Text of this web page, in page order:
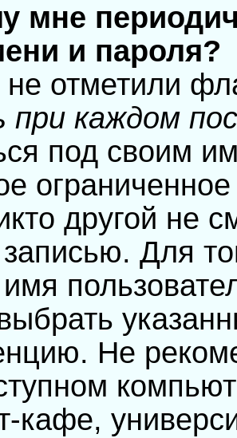
мне
и пароля?
отметили
при каждом
под своим
другой не
Для
имя
Не
кафе,